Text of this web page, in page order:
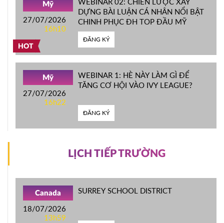
HOT
Mỹ
27/07/2026
16h10
DỰNG BÀI LUẬN CÁ NHÂN NỔI BẬT
CHINH PHỤC ĐH TOP ĐẦU MỸ
ĐĂNG KÝ
Mỹ
27/07/2026
16h22
WEBINAR 1: HÈ NÀY LÀM GÌ ĐỂ
TĂNG CƠ HỘI VÀO IVY LEAGUE?
ĐĂNG KÝ
LỊCH TIẾP TRƯỜNG
Canada
18/07/2026
13h59
SURREY SCHOOL DISTRICT